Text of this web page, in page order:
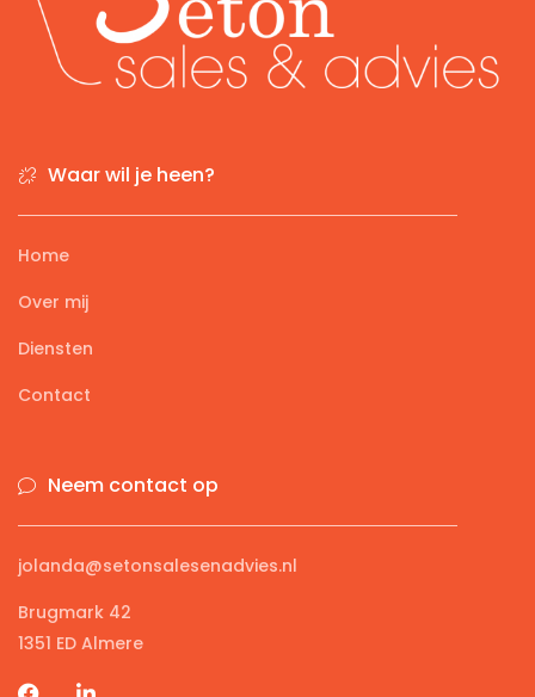
Waar wil je heen?
Home
Over mij
Diensten
Contact
Neem contact op
jolanda@setonsalesenadvies.nl
Brugmark 42
1351 ED Almere